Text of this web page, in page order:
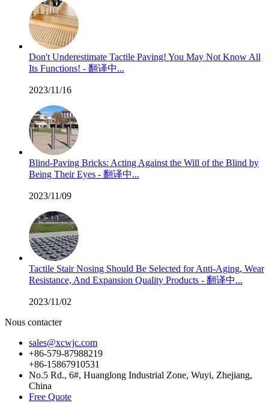
Don't Underestimate Tactile Paving! You May Not Know All
Its Functions! - 翻译中...
2023/11/16
Blind-Paving Bricks: Acting Against the Will of the Blind by
Being Their Eyes - 翻译中...
2023/11/09
Tactile Stair Nosing Should Be Selected for Anti-Aging, Wear
Resistance, And Expansion Quality Products - 翻译中...
2023/11/02
Nous contacter
sales@xcwjc.com
+86-579-87988219
+86-15867910531
No.5 Rd., 6#, Huanglong Industrial Zone, Wuyi, Zhejiang,
China
Free Quote